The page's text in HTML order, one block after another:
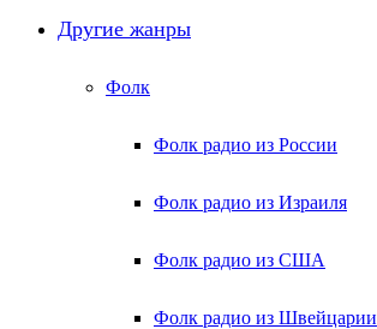
Другие жанры
Фолк
Фолк радио из России
Фолк радио из Израиля
Фолк радио из США
Фолк радио из Швейцарии